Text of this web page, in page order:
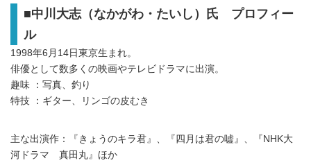
■中川大志（なかがわ・たいし）氏 プロフィー
ル
1998年6月14日東京生まれ。
俳優として数多くの映画やテレビドラマに出演。
趣味 ：写真、釣り
特技 ：ギター、リンゴの皮むき
主な出演作：『きょうのキラ君』、『四月は君の嘘』、『NHK大
河ドラマ 真田丸』ほか